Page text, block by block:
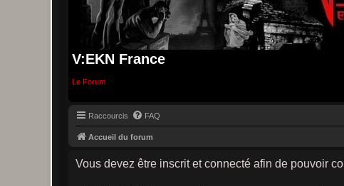
V:EKN France
Le Forum
Raccourcis FAQ
Accueil du forum
Vous devez être inscrit et connecté afin de pouvoir